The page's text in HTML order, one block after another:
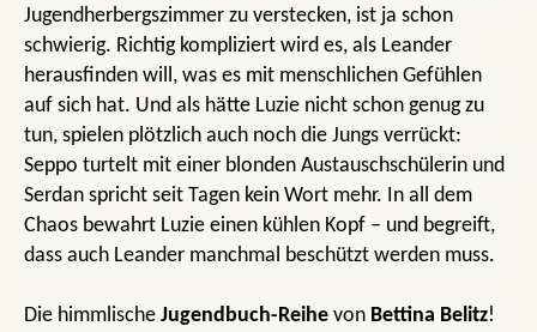
Jugendherbergszimmer zu verstecken, ist ja schon
schwierig. Richtig kompliziert wird es, als Leander
herausfinden will, was es mit menschlichen Gefühlen
auf sich hat. Und als hätte Luzie nicht schon genug zu
tun, spielen plötzlich auch noch die Jungs verrückt:
Seppo turtelt mit einer blonden Austauschschülerin und
Serdan spricht seit Tagen kein Wort mehr. In all dem
Chaos bewahrt Luzie einen kühlen Kopf – und begreift,
dass auch Leander manchmal beschützt werden muss.
Die himmlische Jugendbuch-Reihe von Bettina Belitz!